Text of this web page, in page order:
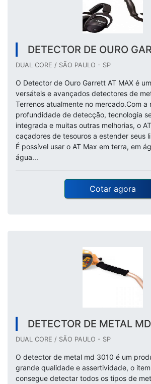
DETECTOR DE OURO
DUAL CORE / SÃO PAULO - SP
O Detector de Ouro Garrett AT MAX é
versáteis e avançados detectores de
Terrenos atualmente no mercado.Com a
profundidade de detecção, tecnologia
integrada e muitas outras melhorias, o
caçadores de tesouros a estender seus
É possível usar o AT Max em terra, em
água...
Cotar agora
DETECTOR DE METAL
DUAL CORE / SÃO PAULO - SP
O detector de metal md 3010 é um
grande qualidade e assertividade, o
consegue detectar todos os tipos de